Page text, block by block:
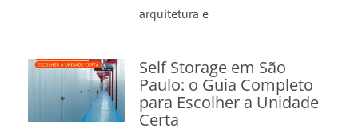
arquitetura e
Self Storage em São
Paulo: o Guia Completo
para Escolher a Unidade
Certa